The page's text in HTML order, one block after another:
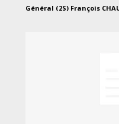
Général (2S) François